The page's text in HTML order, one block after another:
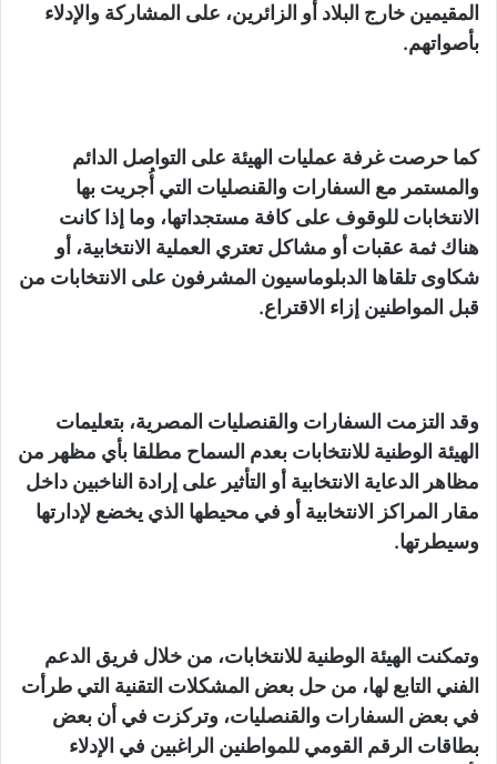
المقيمين خارج البلاد أو الزائرين، على المشاركة والإدلاء
بأصواتهم.
كما حرصت غرفة عمليات الهيئة على التواصل الدائم
والمستمر مع السفارات والقنصليات التي أُجريت بها
الانتخابات للوقوف على كافة مستجداتها، وما إذا كانت
هناك ثمة عقبات أو مشاكل تعتري العملية الانتخابية، أو
شكاوى تلقاها الدبلوماسيون المشرفون على الانتخابات من
قبل المواطنين إزاء الاقتراع.
وقد التزمت السفارات والقنصليات المصرية، بتعليمات
الهيئة الوطنية للانتخابات بعدم السماح مطلقا بأي مظهر من
مظاهر الدعاية الانتخابية أو التأثير على إرادة الناخبين داخل
مقار المراكز الانتخابية أو في محيطها الذي يخضع لإدارتها
وسيطرتها.
وتمكنت الهيئة الوطنية للانتخابات، من خلال فريق الدعم
الفني التابع لها، من حل بعض المشكلات التقنية التي طرأت
في بعض السفارات والقنصليات، وتركزت في أن بعض
بطاقات الرقم القومي للمواطنين الراغبين في الإدلاء